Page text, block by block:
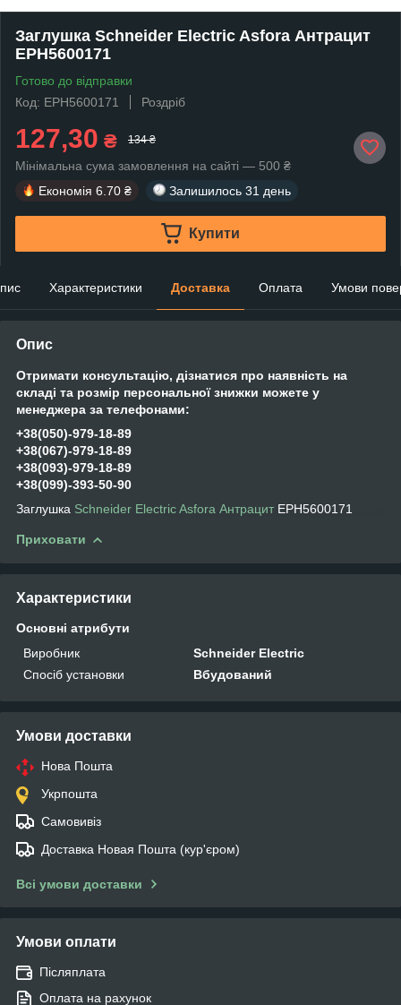
Заглушка Schneider Electric Asfora Антрацит
EPH5600171
Готово до відправки
Код: EPH5600171
Роздріб
127,30 ₴ 134 ₴
Мінімальна сума замовлення на сайті — 500 ₴
Економія 6.70 ₴ Залишилось 31 день
Купити
Характеристики Доставка Оплата Умови
Опис
Отримати консультацію, дізнатися про наявність на
складі та розмір персональної знижки можете у
менеджера за телефонами:
+38(050)-979-18-89
+38(067)-979-18-89
+38(093)-979-18-89
+38(099)-393-50-90
Заглушка Schneider ElectricAsfora Антрацит EPH5600171
Приховати
Характеристики
Основні атрибути
Виробник
Schneider Electric
Спосіб установки
Вбудований
Умови доставки
Нова Пошта
Укрпошта
Самовивіз
Доставка Новая Пошта (кур'єром)
Всі умови доставки
Умови оплати
Післяплата
Оплата на рахунок